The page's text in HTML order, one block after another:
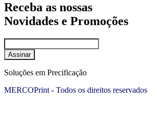
Receba as nossas
Novidades e Promoções
Assinar
Soluções em Precificação
MERCOPrint - Todos os direitos reservados